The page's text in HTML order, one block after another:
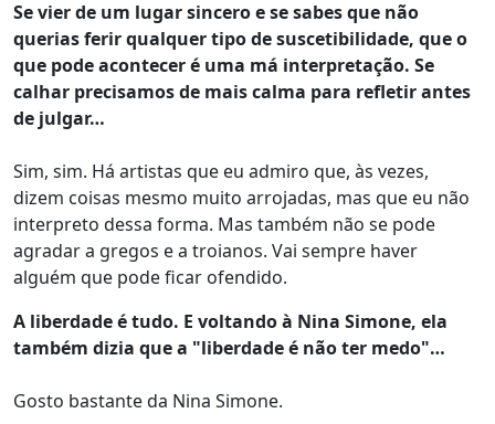
Se vier de um lugar sincero e se sabes que não
querias ferir qualquer tipo de suscetibilidade, que o
que pode acontecer é uma má interpretação. Se
calhar precisamos de mais calma para refletir antes
de julgar…
Sim, sim. Há artistas que eu admiro que, às vezes,
dizem coisas mesmo muito arrojadas, mas que eu não
interpreto dessa forma. Mas também não se pode
agradar a gregos e a troianos. Vai sempre haver
alguém que pode ficar ofendido.
A liberdade é tudo. E voltando à Nina Simone, ela
também dizia que a "liberdade é não ter medo"…
Gosto bastante da Nina Simone.